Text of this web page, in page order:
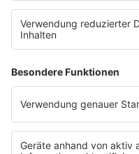
Kontakt
myBOB App
BOB-Plakate & Aufkleber bestellen
Datenschutz
Datenschutzeinstellungen
Teilnahmebedingungen
RADIO BOB! auf radioplayer.de